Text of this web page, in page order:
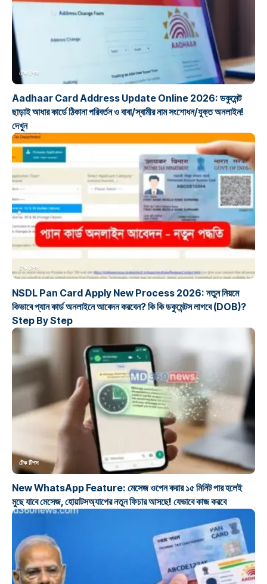
টেক টিপস
Aadhaar Card Address Update Online 2026: ডকুমেন্ট
ছাড়াই আধার কার্ডে ঠিকানা পরিবর্তন ও বাবা/স্বামীর নাম সংশোধন/যুক্ত অনলাইন!
দেখুন
টেক টিপস
NSDL Pan Card Apply New Process 2026: নতুন নিয়মে
কিভাবে প্যান কার্ড অনলাইনে আবেদন করবেন? কি কি ডকুমেন্টস লাগবে (DOB)?
Step By Step
টেক টিপস
New WhatsApp Feature: মেসেজ ওপেন করার ১৫ মিনিট পার হলেই
মুছে যাবে মেসেজ, হোয়াটসঅ্যাপের নতুন ফিচার আসছে! যেভাবে কাজ করবে